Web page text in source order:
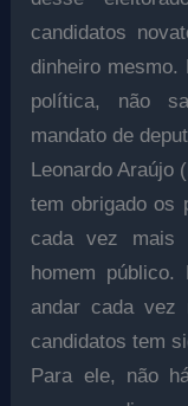
candidatos
dinheiro mesmo.
política, não
mandato de
Leonardo Araújo
tem obrigado os
cada vez mais
homem público.
andar cada vez
candidatos tem
Para ele, não